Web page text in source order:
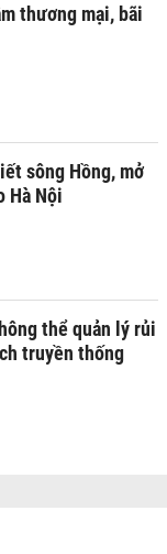
thương mại, bãi
sông Hồng, mở
Hà Nội
thể quản lý rủi
truyền thống